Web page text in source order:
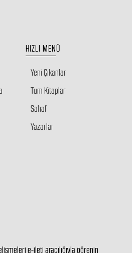
HIZLI MENÜ
Yeni Çıkanlar
Tüm Kitaplar
Sahaf
Yazarlar
e-ileti aracılığıyla öğrenin